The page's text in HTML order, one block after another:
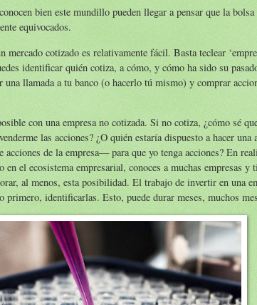
bien este mundillo pueden llegar a pensar que la
equivocados.
mercado cotizado es relativamente fácil. Basta teclear
identificar quién cotiza, a cómo, y cómo ha sido su
una llamada a tu banco (o hacerlo tú mismo) y comprar
con una empresa no cotizada. Si no cotiza, ¿cómo sé
las acciones? ¿O quién estaría dispuesto a hacer
acciones de la empresa— para que yo tenga acciones? En
en el ecosistema empresarial, conoces a muchas empresas y
al menos, esta posibilidad. El trabajo de invertir en una
primero, identificarlas. Esto, puede durar meses, muchos